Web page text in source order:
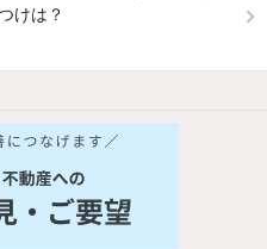
けは？
ます！
2階以上